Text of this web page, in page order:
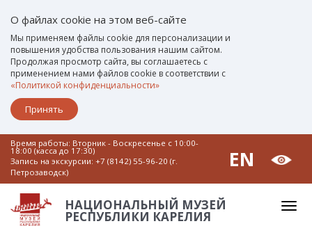
О файлах cookie на этом веб-сайте
Мы применяем файлы cookie для персонализации и
повышения удобства пользования нашим сайтом.
Продолжая просмотр сайта, вы соглашаетесь с
применением нами файлов cookie в соответствии с
«Политикой конфиденциальности»
Принять
Время работы: Вторник - Воскресенье c 10:00-
18:00 (касса до 17:30)
Запись на экскурсии: +7 (8142) 55-96-20 (г.
Петрозаводск)
EN
НАЦИОНАЛЬНЫЙ МУЗЕЙ
РЕСПУБЛИКИ КАРЕЛИЯ